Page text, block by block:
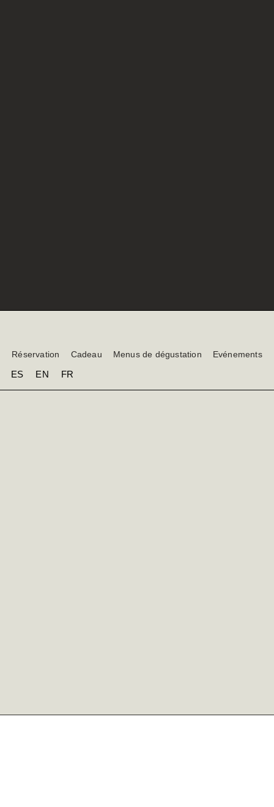
Réservation Cadeau Menus de dégustation Evénements
ES EN FR